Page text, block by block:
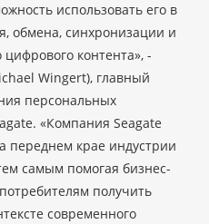
использовать его в
обмена, синхронизации и
контента», -
Wingert), главный
персональных
«Компания Seagate
переднем крае индустрии
самым помогая бизнес-
получить
современного